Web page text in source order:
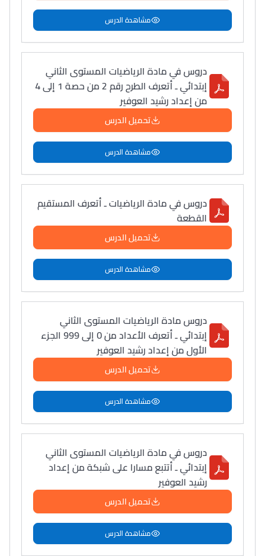
مشاهدة الدرس
دروس في مادة الرياضيات المستوى الثاني
إبتدائي ـ أتعرف الطرح رقم 2 من حصة 1 إلى 4
من إعداد رشيد العوفير
تحميل الدرس
مشاهدة الدرس
دروس في مادة الرياضيات ـ أتعرف المستقيم
القطعة
تحميل الدرس
مشاهدة الدرس
دروس مادة الرياضيات المستوى الثاني
إبتدائي ـ أتعرف الأعداد من 0 إلى 999 الجزء
الأول من إعداد رشيد العوفير
تحميل الدرس
مشاهدة الدرس
دروس في مادة الرياضيات المستوى الثاني
إبتدائي ـ أتتبع مسارا على شبكة من إعداد
رشيد العوفير
تحميل الدرس
مشاهدة الدرس